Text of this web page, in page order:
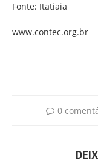
Fonte: Itatiaia
www.contec.org.br
0